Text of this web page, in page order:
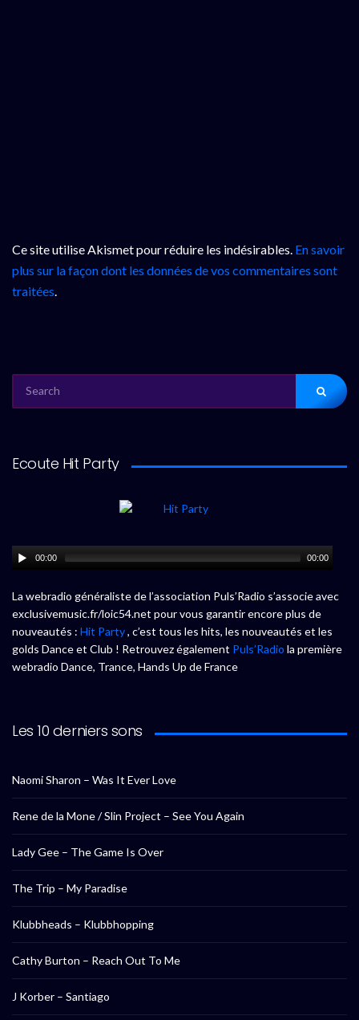
Ce site utilise Akismet pour réduire les indésirables. En savoir
plus sur la façon dont les données de vos commentaires sont
traitées.
FOR:
Ecoute Hit Party
00:00 00:00
La webradio généraliste de l’association Puls’Radio s’associe avec
exclusivemusic.fr/loic54.net pour vous garantir encore plus de
nouveautés : Hit Party, c’est tous les hits, les nouveautés et les
golds Dance et Club ! Retrouvez également Puls’Radio la première
webradio Dance, Trance, Hands Up de France
Les 10 derniers sons
Naomi Sharon – Was It Ever Love
Rene de la Mone / Slin Project – See You Again
Lady Gee – The Game Is Over
The Trip – My Paradise
Klubbheads – Klubbhopping
Cathy Burton – Reach Out To Me
J Korber – Santiago